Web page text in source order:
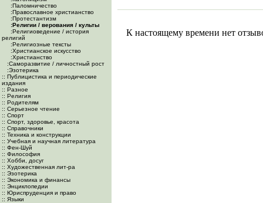
:Паломничество
:Православное христианство
:Протестантизм
:Религии / верования / культы
:Религиоведение / история
религий
:Религиозные тексты
:Христианское искусство
:Христианство
:Саморазвитие / личностный рост
:Эзотерика
:: Публицистика и периодические
издания
:: Разное
:: Религия
:: Родителям
:: Серьезное чтение
:: Спорт
:: Спорт, здоровье, красота
:: Справочники
:: Техника и конструкции
:: Учебная и научная литература
:: Фен-Шуй
:: Философия
:: Хобби, досуг
:: Художественная лит-ра
:: Эзотерика
:: Экономика и финансы
:: Энциклопедии
:: Юриспруденция и право
:: Языки
К настоящему времени нет